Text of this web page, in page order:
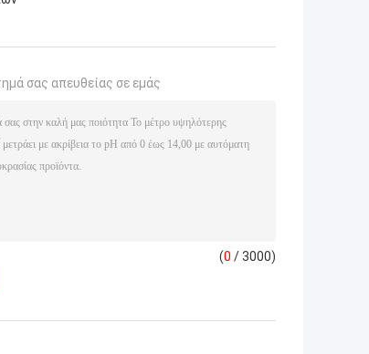
σας απευθείας σε εμάς
(0 / 3000)